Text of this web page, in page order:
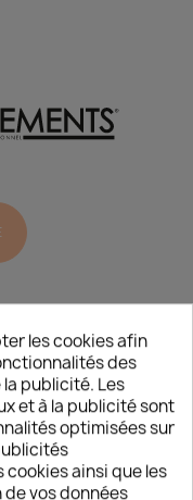
les cookies afin
des
publicité. Les
et à la publicité sont
optimisées sur
ainsi que les
vos données